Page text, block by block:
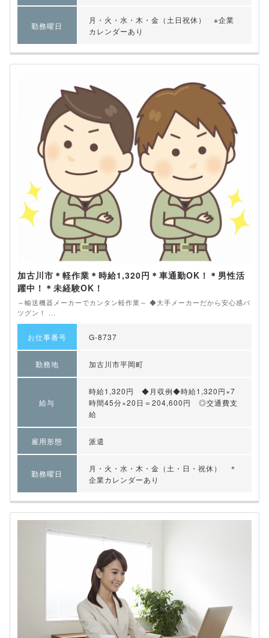
勤務曜日
月・火・水・木・金（土日祝休） ※企業
カレンダーあり
加古川市＊軽作業＊時給1,320円＊車通勤OK！＊男性活
躍中！＊未経験OK！
～輸送機器メーカーでカンタン軽作業～ ◆大手メーカーだから安心感バ
ツグン！ ...
お仕事番号 G-8737
勤務地 加古川市平岡町
給与
時給1,320円 ◆月収例◆時給1,320円×7
時間45分×20日＝204,600円 ◎交通費支
給
雇用形態 派遣
勤務曜日
月・火・水・木・金（土・日・祝休） ＊
企業カレンダーあり